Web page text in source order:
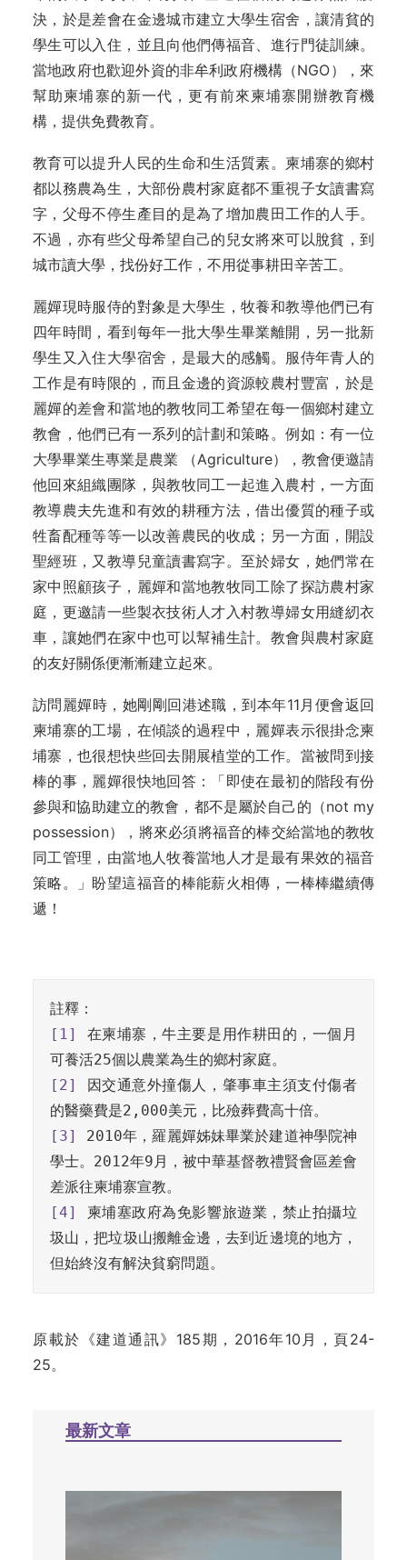
決，於是差會在金邊城市建立大學生宿舍，讓清貧的
學生可以入住，並且向他們傳福音、進行門徒訓練。
當地政府也歡迎外資的非牟利政府機構（NGO），來
幫助柬埔寨的新一代，更有前來柬埔寨開辦教育機
構，提供免費教育。
教育可以提升人民的生命和生活質素。柬埔寨的鄉村
都以務農為生，大部份農村家庭都不重視子女讀書寫
字，父母不停生產目的是為了增加農田工作的人手。
不過，亦有些父母希望自己的兒女將來可以脫貧，到
城市讀大學，找份好工作，不用從事耕田辛苦工。
麗嬋現時服侍的對象是大學生，牧養和教導他們已有
四年時間，看到每年一批大學生畢業離開，另一批新
學生又入住大學宿舍，是最大的感觸。服侍年青人的
工作是有時限的，而且金邊的資源較農村豐富，於是
麗嬋的差會和當地的教牧同工希望在每一個鄉村建立
教會，他們已有一系列的計劃和策略。例如：有一位
大學畢業生專業是農業 （Agriculture），教會便邀請
他回來組織團隊，與教牧同工一起進入農村，一方面
教導農夫先進和有效的耕種方法，借出優質的種子或
牲畜配種等等一以改善農民的收成；另一方面，開設
聖經班，又教導兒童讀書寫字。至於婦女，她們常在
家中照顧孩子，麗嬋和當地教牧同工除了探訪農村家
庭，更邀請一些製衣技術人才入村教導婦女用縫紉衣
車，讓她們在家中也可以幫補生計。教會與農村家庭
的友好關係便漸漸建立起來。
訪問麗嬋時，她剛剛回港述職，到本年11月便會返回
柬埔寨的工場，在傾談的過程中，麗嬋表示很掛念柬
埔寨，也很想快些回去開展植堂的工作。當被問到接
棒的事，麗嬋很快地回答：「即使在最初的階段有份
參與和協助建立的教會，都不是屬於自己的（not my
possession），將來必須將福音的棒交給當地的教牧
同工管理，由當地人牧養當地人才是最有果效的福音
策略。」盼望這福音的棒能薪火相傳，一棒棒繼續傳
遞！
[1]
在柬埔寨，牛主要是用作耕田的，一個月
[2]
因交通意外撞傷人，肇事車主須支付傷者
[3]
2010年，羅麗嬋姊妹畢業於建道神學院神
學士。2012年9月，被中華基督教禮賢會區差會
[4]
柬埔塞政府為免影響旅遊業，禁止拍攝垃
圾山，把垃圾山搬離金邊，去到近邊境的地方，
但始終沒有解決貧窮問題。
原載於《建道通訊》185期，2016年10月，頁24-
25。
最新文章